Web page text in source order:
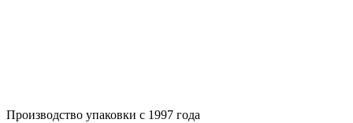
Производство упаковки с 1997 года